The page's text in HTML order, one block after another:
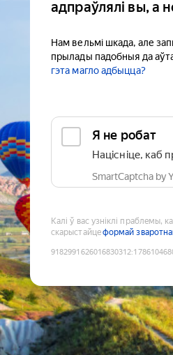
адпраўлялі вы, а
Нам вельмі шкада, але
прылады падобныя да
гэта магло адбыцца?
Я не робат
Націсніце, каб
SmartCaptcha by
Калі ў вас узніклі праблемы,
скарыстайцеформай
9182991626016830312: